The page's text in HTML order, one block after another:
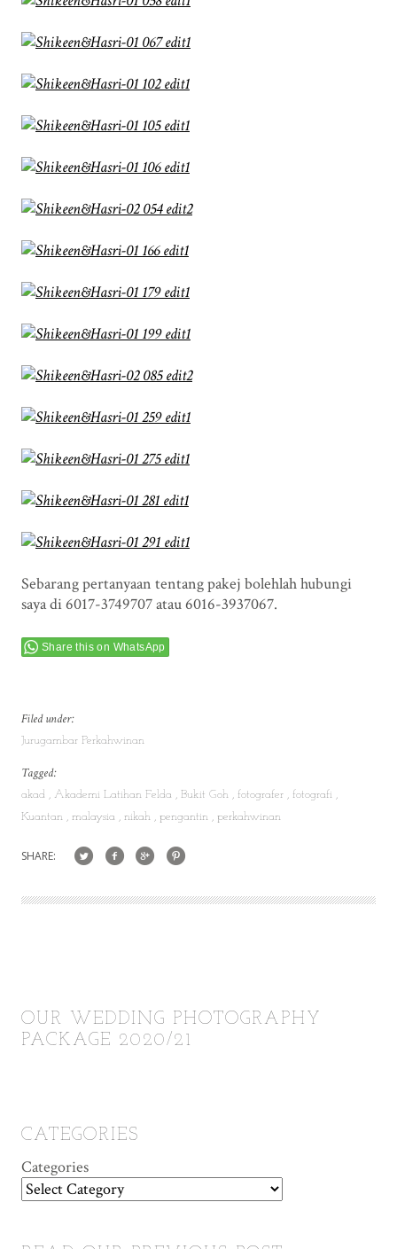
Sebarang pertanyaan tentang pakej bolehlah hubungi
saya di 6017-3749707 atau 6016-3937067.
Share this on WhatsApp
Filed under:
Jurugambar Perkahwinan
Tagged:
akad Akademi Latihan Felda Bukit Goh fotografer
fotografi
Kuantan
malaysia nikah pengantin perkahwinan
SHARE:
OUR WEDDING PHOTOGRAPHY
PACKAGE 2020/21
CATEGORIES
Categories